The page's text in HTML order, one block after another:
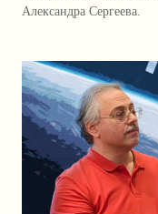
Александра Сергеева.